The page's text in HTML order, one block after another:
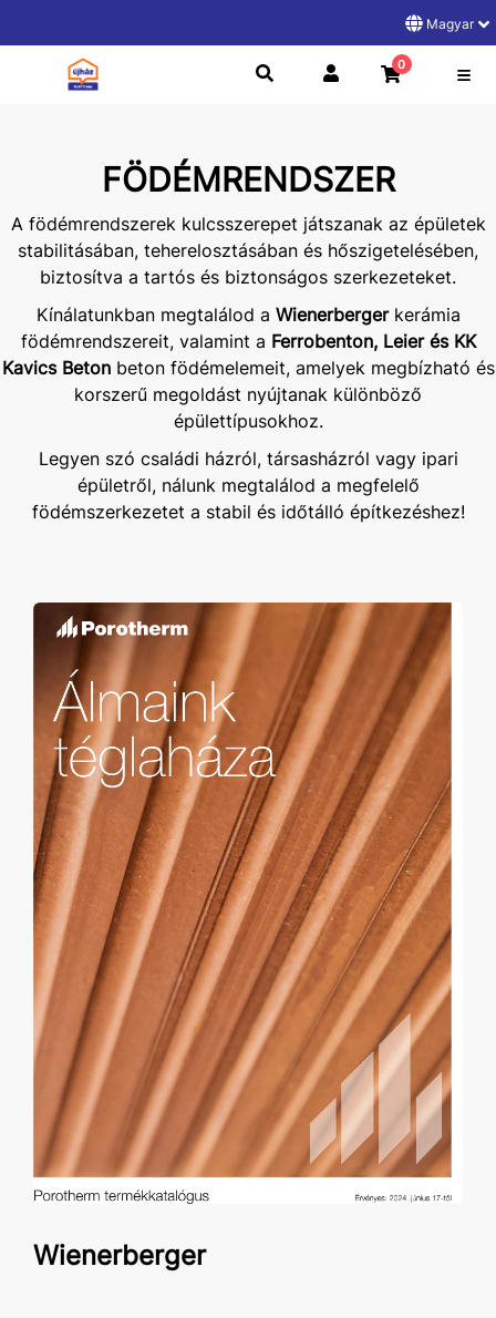
Magyar
0
FÖDÉMRENDSZER
A födémrendszerek kulcsszerepet játszanak az épületek
stabilitásában, teherelosztásában és hőszigetelésében,
biztosítva a tartós és biztonságos szerkezeteket.
Kínálatunkban megtalálod a Wienerbergerkerámia
födémrendszereit, valamint a Ferrobenton, Leier és KK
Kavics Betonbeton födémelemeit, amelyek megbízható és
korszerű megoldást nyújtanak különböző
épülettípusokhoz.
Legyen szó családi házról, társasházról vagy ipari
épületről, nálunk megtalálod a megfelelő
födémszerkezetet a stabil és időtálló építkezéshez!
Wienerberger